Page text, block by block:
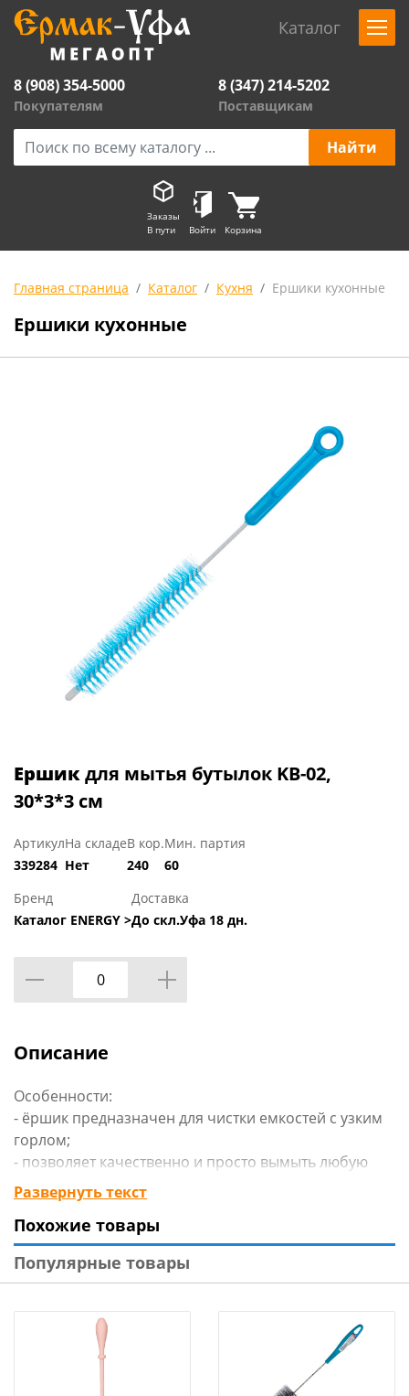
Каталог
8 (908) 354-5000
Покупателям
8 (347) 214-5202
Поставщикам
Заказы
В пути
Войти Корзина
Главная страница Каталог Кухня Ершики кухонные
Ершики кухонные
Ершикдля мытья бутылок KB-02,
30*3*3 см
Артикул
339284
На складе
Нет
В кор.
240
Мин. партия
60
Бренд
Каталог ENERGY >
Доставка
До скл.Уфа 18 дн.
Описание
Особенности:
- ёршик предназначен для чистки емкостей с узким
горлом;
- позволяет качественно и просто вымыть любую
бутылку, банку, термос и др.;
- имеет густую износостойкую щетину и длинную
удобную рукоятку.
Технические характеристики:
Габариты: 0,3 x 0,3 x 0,03 мм
Материал изделия: полипропилен, нейлон, металл
Бренд: «Рыжий кот»
Развернуть текст
Похожие товары
Популярные товары